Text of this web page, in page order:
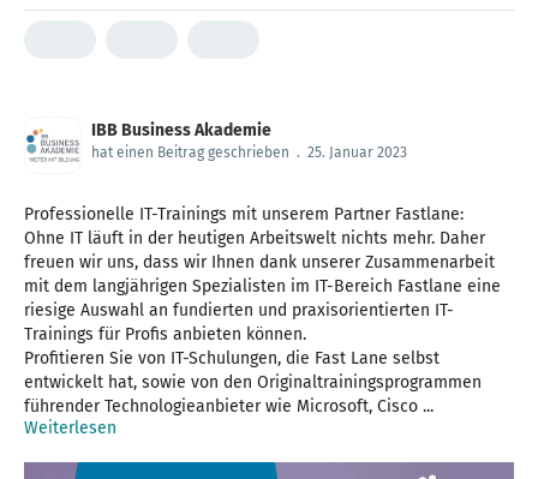
IBB Business Akademie
hat einen Beitrag geschrieben . 25. Januar 2023
Professionelle IT-Trainings mit unserem Partner Fastlane:
Ohne IT läuft in der heutigen Arbeitswelt nichts mehr. Daher
freuen wir uns, dass wir Ihnen dank unserer Zusammenarbeit
mit dem langjährigen Spezialisten im IT-Bereich Fastlane eine
riesige Auswahl an fundierten und praxisorientierten IT-
Trainings für Profis anbieten können.
Profitieren Sie von IT-Schulungen, die Fast Lane selbst
entwickelt hat, sowie von den Originaltrainingsprogrammen
führender Technologieanbieter wie Microsoft, Cisco ...
Weiterlesen